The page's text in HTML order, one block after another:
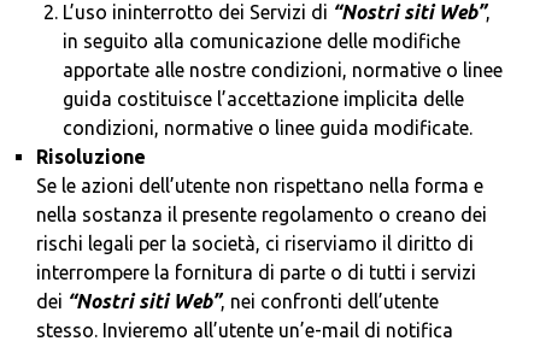
L’uso ininterrotto dei Servizi di “Nostri siti Web”,
in seguito alla comunicazione delle modifiche
apportate alle nostre condizioni, normative o linee
guida costituisce l’accettazione implicita delle
condizioni, normative o linee guida modificate.
Risoluzione
Se le azioni dell’utente non rispettano nella forma e
nella sostanza il presente regolamento o creano dei
rischi legali per la società, ci riserviamo il diritto di
interrompere la fornitura di parte o di tutti i servizi
dei “Nostri siti Web”, nei confronti dell’utente
stesso. Invieremo all’utente un’e-mail di notifica